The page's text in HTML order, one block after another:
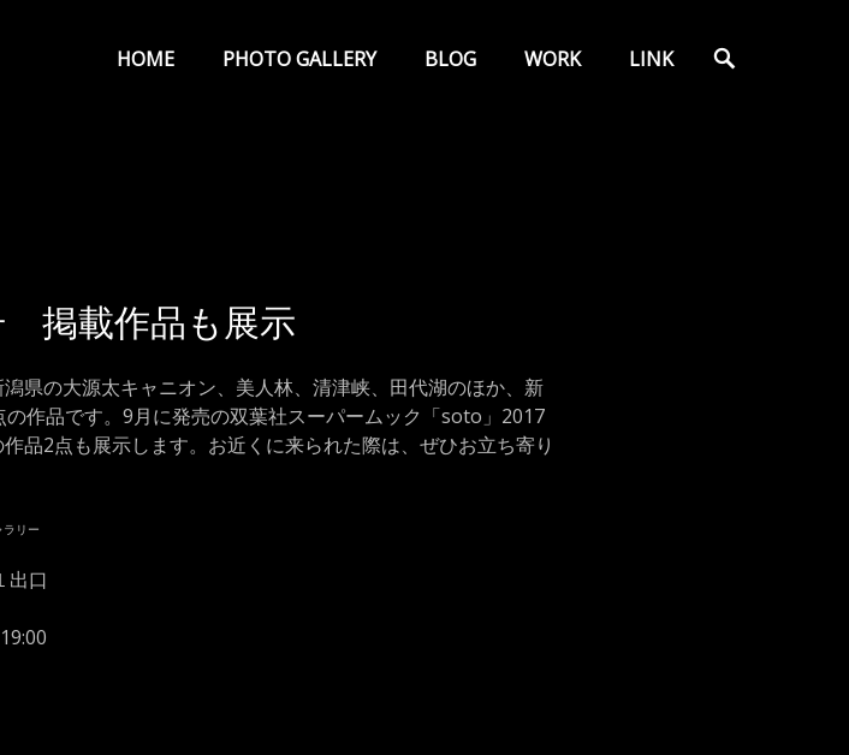
イHOME PHOTO GALLERY BLOG WORK LINK
掲載作品も展示
県の大源太キャニオン、美人林、清津峡、田代湖のほか、新
作品です。9月に発売の双葉社スーパームック「soto」2017
品2点も展示します。お近くに来られた際は、ぜひお立ち寄り
リー
出口